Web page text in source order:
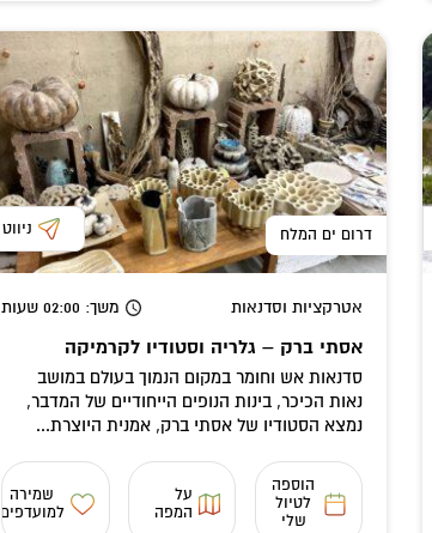
דרום ים המלח ניווט
אטרקציות וסדנאות משך: 02:00 שעות
אסתי ברק – גלריה וסטודיו לקרמיקה
סדנאות אש וחומר במקום הנמוך בעולם במושב
נאות הכיכר, בינות הנופים הייחודיים של המדבר,
נמצא הסטודיו של אסתי ברק, אמנית היוצרת...
הוספה
לטיול
שלי
על
המפה
שמירה
למועדפים